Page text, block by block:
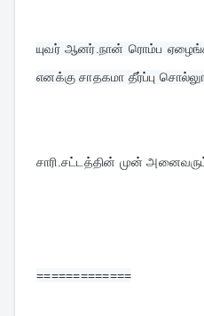
யுவர் ஆனர்.நான் ரொம்ப
எனக்கு சாதகமா தீர்ப்பு
சாரி.சட்டத்தின் முன்
=============